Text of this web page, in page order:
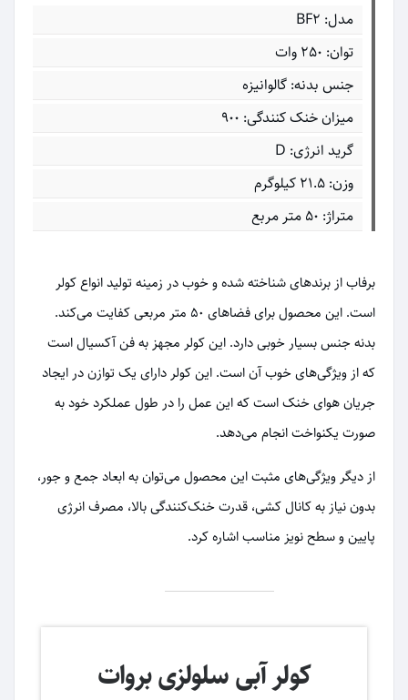
مدل: BF2
توان: 250 وات
جنس بدنه: گالوانیزه
میزان خنک کنندگی: 900
گرید انرژی: D
وزن: ۲۱.۵ کیلوگرم
متراژ: 50 متر مربع
برفاب از برندهای شناخته شده و خوب در زمینه تولید انواع کولر
است. این محصول برای فضاهای 50 متر مربعی کفایت می‌کند.
بدنه جنس بسیار خوبی دارد. این کولر مجهز به فن آکسیال است
که از ویژگی‌های خوب آن است. این کولر دارای یک توازن در ایجاد
جریان هوای خنک است که این عمل را در طول عملکرد خود به
صورت یکنواخت انجام می‌دهد.
از دیگر ویژگی‌های مثبت این محصول می‌توان به ابعاد جمع و جور،
بدون نیاز به کانال کشی، قدرت خنک‌کنندگی بالا، مصرف انرژی
پایین و سطح نویز مناسب اشاره کرد.
کولر آبی سلولزی بروات